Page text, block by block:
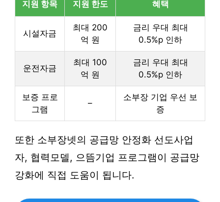
지원 항목 지원 한도 혜택
시설자금
최대 200
억 원
금리 우대 최대
0.5%p 인하
운전자금
최대 100
억 원
금리 우대 최대
0.5%p 인하
보증 프로
그램
–
소부장 기업 우선 보
증
또한 소부장넷의 공급망 안정화 선도사업
자, 협력모델, 으뜸기업 프로그램이 공급망
강화에 직접 도움이 됩니다.